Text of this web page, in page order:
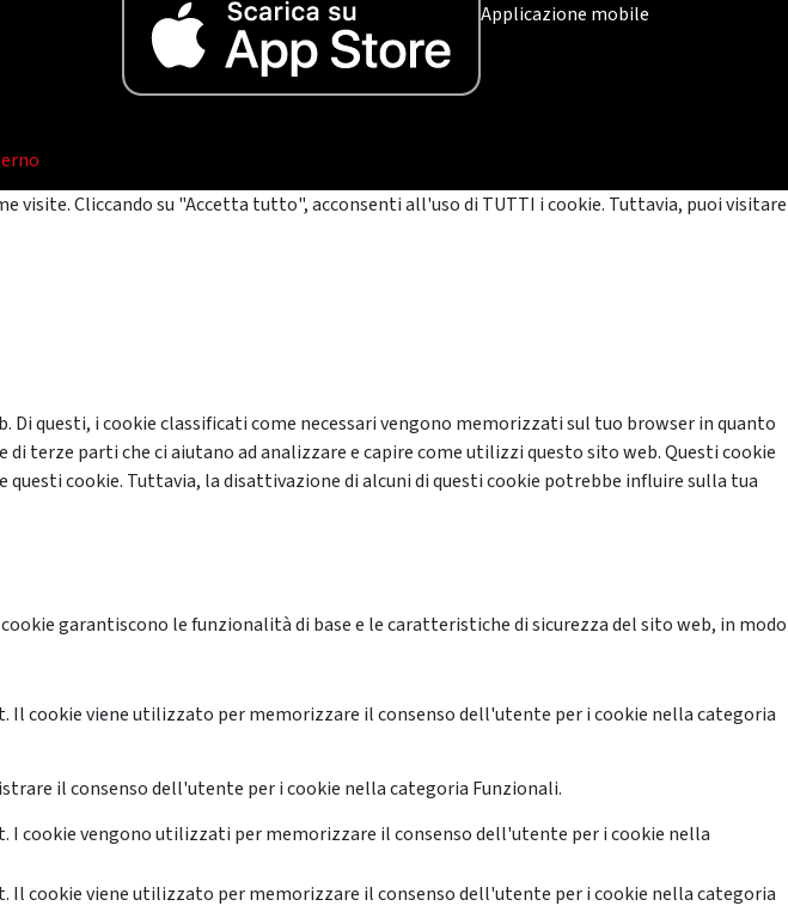
Applicazione mobile
Cliccando su "Accetta tutto", acconsenti all'uso di TUTTI i cookie. Tuttavia, puoi visitare
questi, i cookie classificati come necessari vengono memorizzati sul tuo browser in quanto
terze parti che ci aiutano ad analizzare e capire come utilizzi questo sito web. Questi cookie
cookie. Tuttavia, la disattivazione di alcuni di questi cookie potrebbe influire sulla tua
garantiscono le funzionalità di base e le caratteristiche di sicurezza del sito web, in modo
Il cookie viene utilizzato per memorizzare il consenso dell'utente per i cookie nella categoria
il consenso dell'utente per i cookie nella categoria Funzionali.
I cookie vengono utilizzati per memorizzare il consenso dell'utente per i cookie nella
Il cookie viene utilizzato per memorizzare il consenso dell'utente per i cookie nella categoria